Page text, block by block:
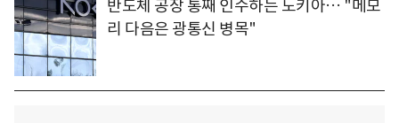
반도체 공장 통째 인수하는 노키아… "메모
리 다음은 광통신 병목"